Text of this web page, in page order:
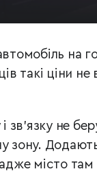
на
такі ціни
зв'язку не
зону.
місто